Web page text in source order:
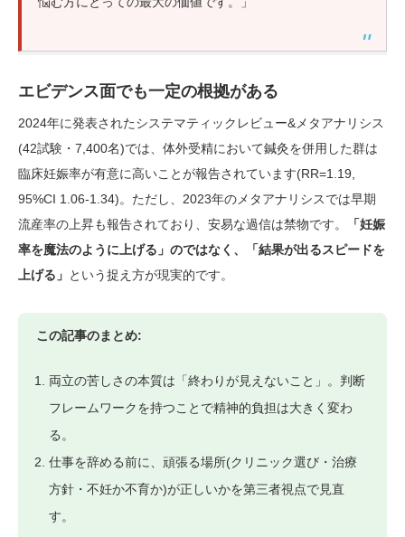
エビデンス面でも一定の根拠がある
2024年に発表されたシステマティックレビュー&メタアナリシス
(42試験・7,400名)では、体外受精において鍼灸を併用した群は
臨床妊娠率が有意に高いことが報告されています(RR=1.19,
95%CI 1.06-1.34)。ただし、2023年のメタアナリシスでは早期
流産率の上昇も報告されており、安易な過信は禁物です。
「妊娠
率を魔法のように上げる」のではなく、「結果が出るスピードを
上げる」 という捉え方が現実的です。
この記事のまとめ:
両立の苦しさの本質は「終わりが見えないこと」。判断
フレームワークを持つことで精神的負担は大きく変わ
る。
仕事を辞める前に、頑張る場所(クリニック選び・治療
方針・不妊か不育か)が正しいかを第三者視点で見直
す。